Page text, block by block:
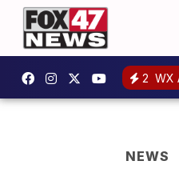
2 WX
NEWS